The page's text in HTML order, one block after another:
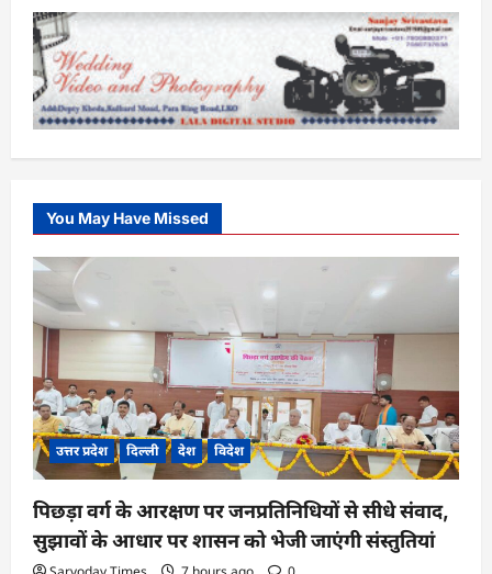
You May Have Missed
उत्तर प्रदेश दिल्ली देश विदेश
पिछड़ा वर्ग के आरक्षण पर जनप्रतिनिधियों से सीधे संवाद,
सुझावों के आधार पर शासन को भेजी जाएंगी संस्तुतियां